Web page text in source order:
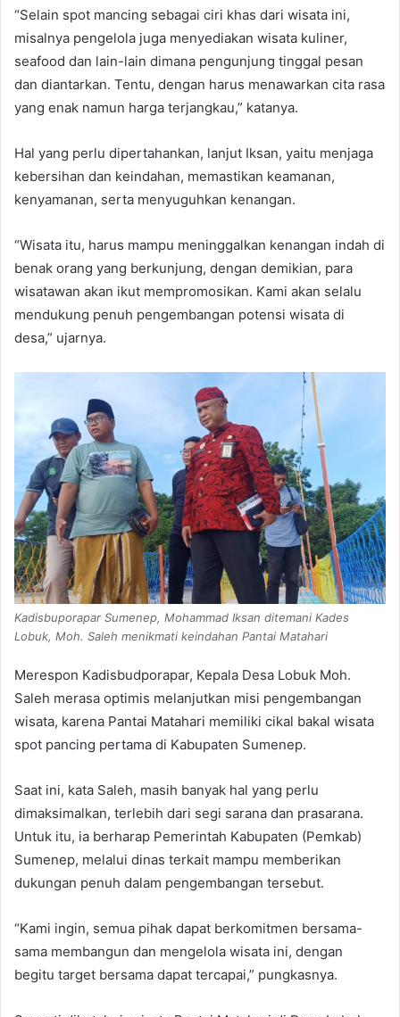
“Selain spot mancing sebagai ciri khas dari wisata ini,
misalnya pengelola juga menyediakan wisata kuliner,
seafood dan lain-lain dimana pengunjung tinggal pesan
dan diantarkan. Tentu, dengan harus menawarkan cita rasa
yang enak namun harga terjangkau,” katanya.
Hal yang perlu dipertahankan, lanjut Iksan, yaitu menjaga
kebersihan dan keindahan, memastikan keamanan,
kenyamanan, serta menyuguhkan kenangan.
“Wisata itu, harus mampu meninggalkan kenangan indah di
benak orang yang berkunjung, dengan demikian, para
wisatawan akan ikut mempromosikan. Kami akan selalu
mendukung penuh pengembangan potensi wisata di
desa,” ujarnya.
Kadisbuporapar Sumenep, Mohammad Iksan ditemani Kades
Lobuk, Moh. Saleh menikmati keindahan Pantai Matahari
Merespon Kadisbudporapar, Kepala Desa Lobuk Moh.
Saleh merasa optimis melanjutkan misi pengembangan
wisata, karena Pantai Matahari memiliki cikal bakal wisata
spot pancing pertama di Kabupaten Sumenep.
Saat ini, kata Saleh, masih banyak hal yang perlu
dimaksimalkan, terlebih dari segi sarana dan prasarana.
Untuk itu, ia berharap Pemerintah Kabupaten (Pemkab)
Sumenep, melalui dinas terkait mampu memberikan
dukungan penuh dalam pengembangan tersebut.
“Kami ingin, semua pihak dapat berkomitmen bersama-
sama membangun dan mengelola wisata ini, dengan
begitu target bersama dapat tercapai,” pungkasnya.